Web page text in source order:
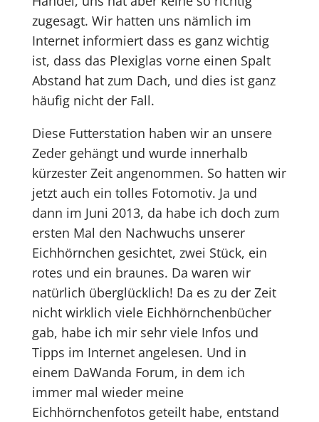
zugesagt. Wir hatten uns nämlich im
Internet informiert dass es ganz wichtig
ist, dass das Plexiglas vorne einen Spalt
Abstand hat zum Dach, und dies ist ganz
häufig nicht der Fall.
Diese Futterstation haben wir an unsere
Zeder gehängt und wurde innerhalb
kürzester Zeit angenommen. So hatten wir
jetzt auch ein tolles Fotomotiv. Ja und
dann im Juni 2013, da habe ich doch zum
ersten Mal den Nachwuchs unserer
Eichhörnchen gesichtet, zwei Stück, ein
rotes und ein braunes. Da waren wir
natürlich überglücklich! Da es zu der Zeit
nicht wirklich viele Eichhörnchenbücher
gab, habe ich mir sehr viele Infos und
Tipps im Internet angelesen. Und in
einem DaWanda Forum, in dem ich
immer mal wieder meine
Eichhörnchenfotos geteilt habe, entstand